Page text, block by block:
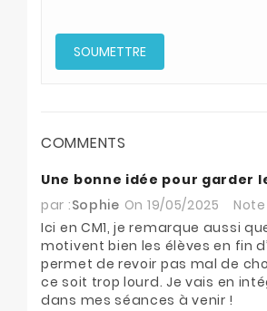
COMMENTS
Une bonne idée pour garder
par :Sophie On 19/05/2025 Note
Ici en CM1, je remarque aussi
motivent bien les élèves en fin
permet de revoir pas mal de
ce soit trop lourd. Je vais en
dans mes séances à venir !